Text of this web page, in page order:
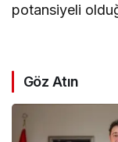
potansiyeli
Göz Atın